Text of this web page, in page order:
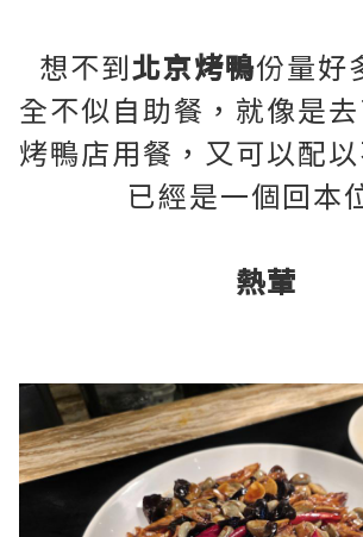
想不到北京烤鴨份量好
全不似自助餐，就像是
烤鴨店用餐，又可以配以
已經是一個回本
熱葷